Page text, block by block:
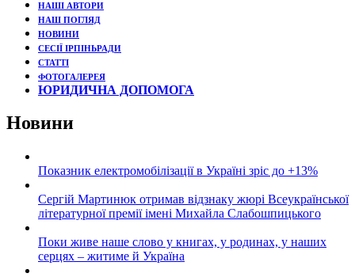
НАШІ АВТОРИ
НАШ ПОГЛЯД
НОВИНИ
СЕСІЇ ІРПІНЬРАДИ
СТАТТІ
ФОТОГАЛЕРЕЯ
ЮРИДИЧНА ДОПОМОГА
Новини
Показник електромобілізації в Україні зріс до +13%
Сергій Мартинюк отримав відзнаку жюрі Всеукраїнської
літературної премії імені Михайла Слабошпицького
Поки живе наше слово у книгах, у родинах, у наших
серцях – житиме й Україна